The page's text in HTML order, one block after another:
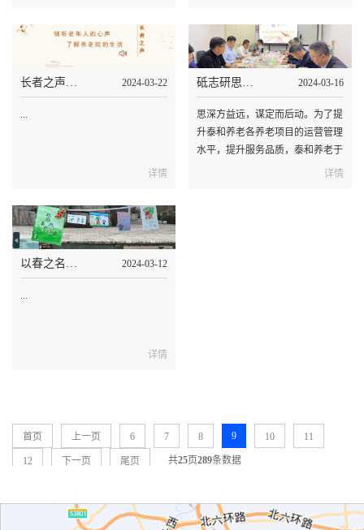
2024-03-22
...
详情
2024-03-16
思深方益远，谋定而后动。为了提
升泰和养老各养老项目的运营管理
水平，提升服务品质，泰和养老于
2024年3月15日召开“砥志研思谋发
详情
2024-03-12
详情
首页 上一页 6 7 8 9 10 11
12 下一页 尾页 共25页289条数据